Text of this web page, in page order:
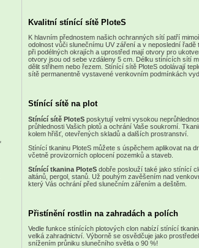
Kvalitní stínící sítě PloteS
K hlavním přednostem našich ochranných sítí patří
odolnost vůči slunečnímu UV záření a v neposlední
při podélných okrajích a uprostřed mají otvory pro
otvory jsou od sebe vzdáleny 5 cm. Délku stínících sítí
dělit střihem nebo řezem. Stínící sítě PloteS odolávají
sítě permanentně vystavené venkovním podmínkách
Stínící sítě na plot
Stínící sítě PloteSposkytují velmi vysokou
průhlednosti Vašich plotů a ochrání Vaše soukromí.
kolem hřišť, otevřených skladů a dalších prostranství.
Stínící tkaninu PloteS můžete s úspěchem aplikovat na
včetně provizorních oplocení pozemků a staveb.
Stínící tkanina PloteSdobře poslouží také jako stínící
altánů, pergol, stanů. Už pouhým zavěšením nad
který Vás ochrání před slunečním zářením a deštěm.
Přistínění rostlin na zahradách a polích
Vedle funkce stínících plotových clon nabízí stínící
velká zahradnictví. Výborně se osvědčuje jako
snížením průniku slunečního světla o 90 %!